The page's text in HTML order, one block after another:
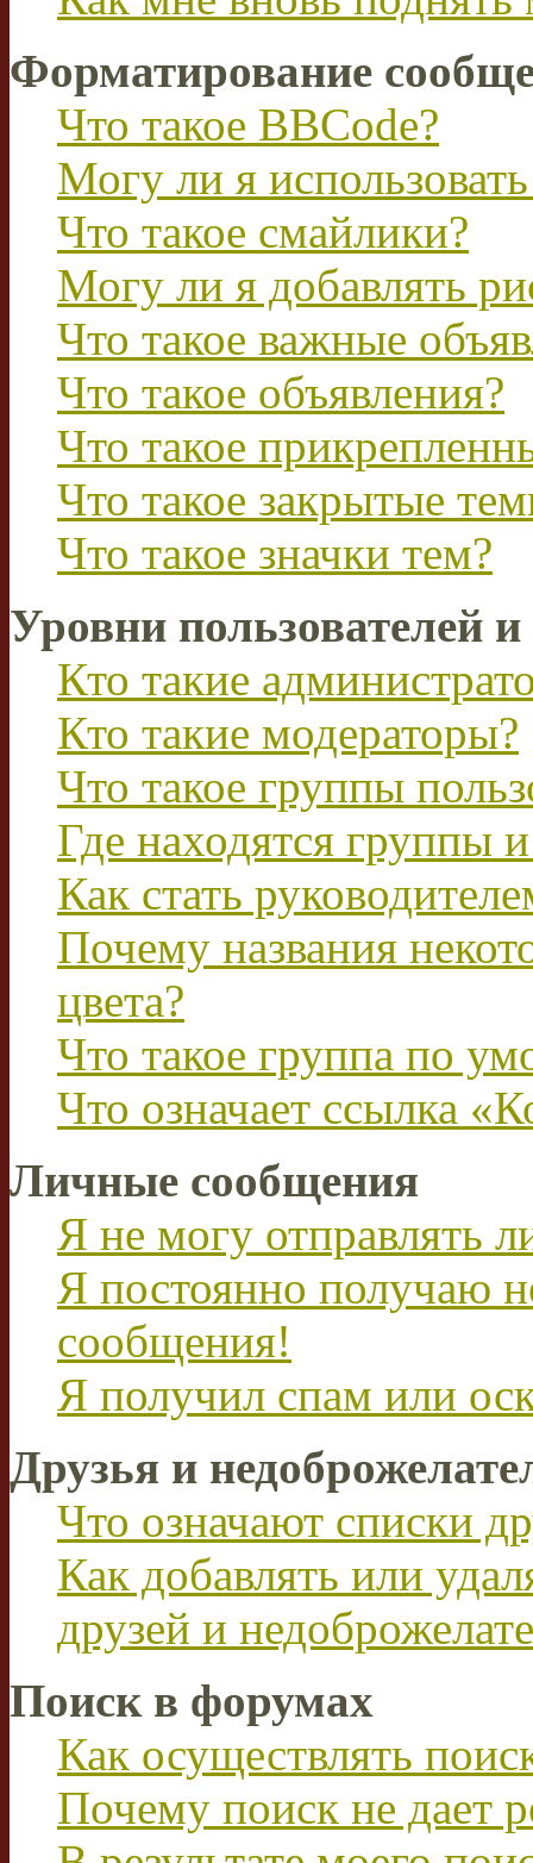
Форматирование
Что такое BBCode?
Могу ли я
Что такое смайлики?
Могу ли я добавлять
Что такое важные
Что такое объявления?
Что такое
Что такое закрытые
Что такое значки тем?
Уровни пользователей
Кто такие
Кто такие модераторы?
Что такое группы
Где находятся группы
Как стать
Почему названия
цвета?
Что такое группа по
Что означает ссылка
Личные сообщения
Я не могу отправлять
Я постоянно получаю
сообщения!
Я получил спам или
Друзья и
Что означают списки
Как добавлять или
друзей и
Поиск в форумах
Как осуществлять
Почему поиск не дает